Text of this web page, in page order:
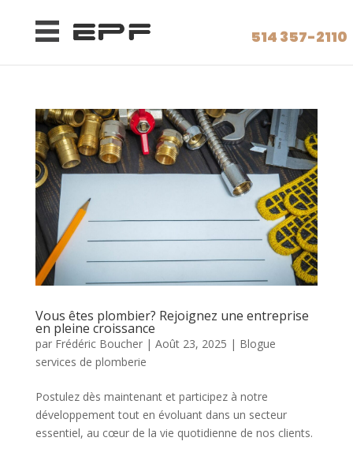
Vous êtes plombier? Rejoignez une entreprise
en pleine croissance
par Frédéric Boucher| Août 23, 2025 | Blogue
services de plomberie
Postulez dès maintenant et participez à notre
développement tout en évoluant dans un secteur
essentiel, au cœur de la vie quotidienne de nos clients.
514 357-2110